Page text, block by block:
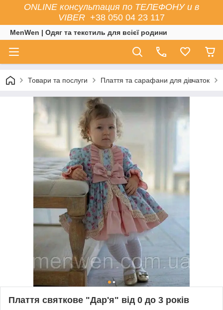
ONLINE консультация по ТЕЛЕФОНУ и в
VIBER +38 050 04 23 117
MenWen | Одяг та текстиль для всієї родини
Товари та послуги Плаття та сарафани для дівчаток
Плаття святкове "Дар'я" від 0 до 3 років